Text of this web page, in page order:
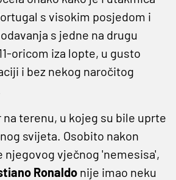
s visokim posjedom i
s jedne na drugu
oricom iza lopte, u gusto
i bez nekog naročitog
terenu, u kojeg su bile uprte
svijeta. Osobito nakon
njegovog vječnog 'nemesisa',
Ronaldo nije imao neku